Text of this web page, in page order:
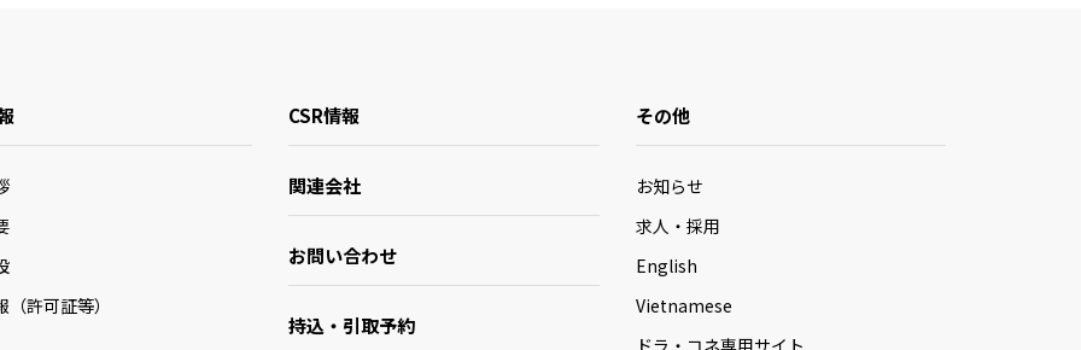
許可証等）
CSR情報
関連会社
お問い合わせ
持込・引取予約
その他
お知らせ
求人・採用
English
Vietnamese
ドラ・コネ専用サイト